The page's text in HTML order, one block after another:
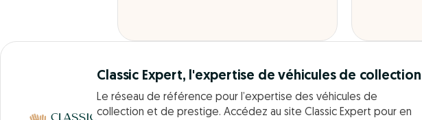
Classic Expert, l'expertise de véhicules de collection
Le réseau de référence pour l’expertise des véhicules de
collection et de prestige. Accédez au site Classic Expert pour en